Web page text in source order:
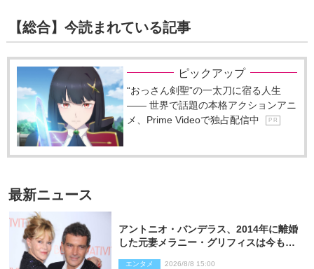
【総合】今読まれている記事
ピックアップ
“おっさん剣聖”の一太刀に宿る人生
―― 世界で話題の本格アクションアニ
メ、Prime Videoで独占配信中
P R
最新ニュース
アントニオ・バンデラス、2014年に離婚
した元妻メラニー・グリフィスは今も
エンタメ 2026/8/8 15:00